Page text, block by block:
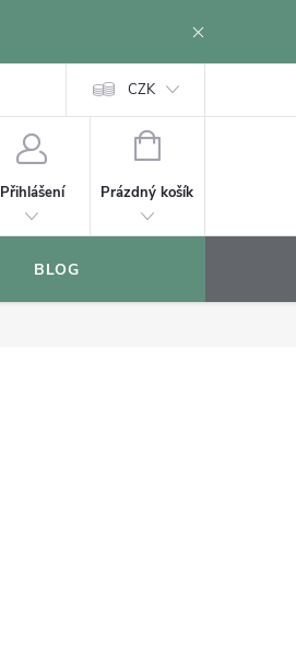
CZK
Přihlášení
NÁKUPNÍ
Prázdný košík
BLOG